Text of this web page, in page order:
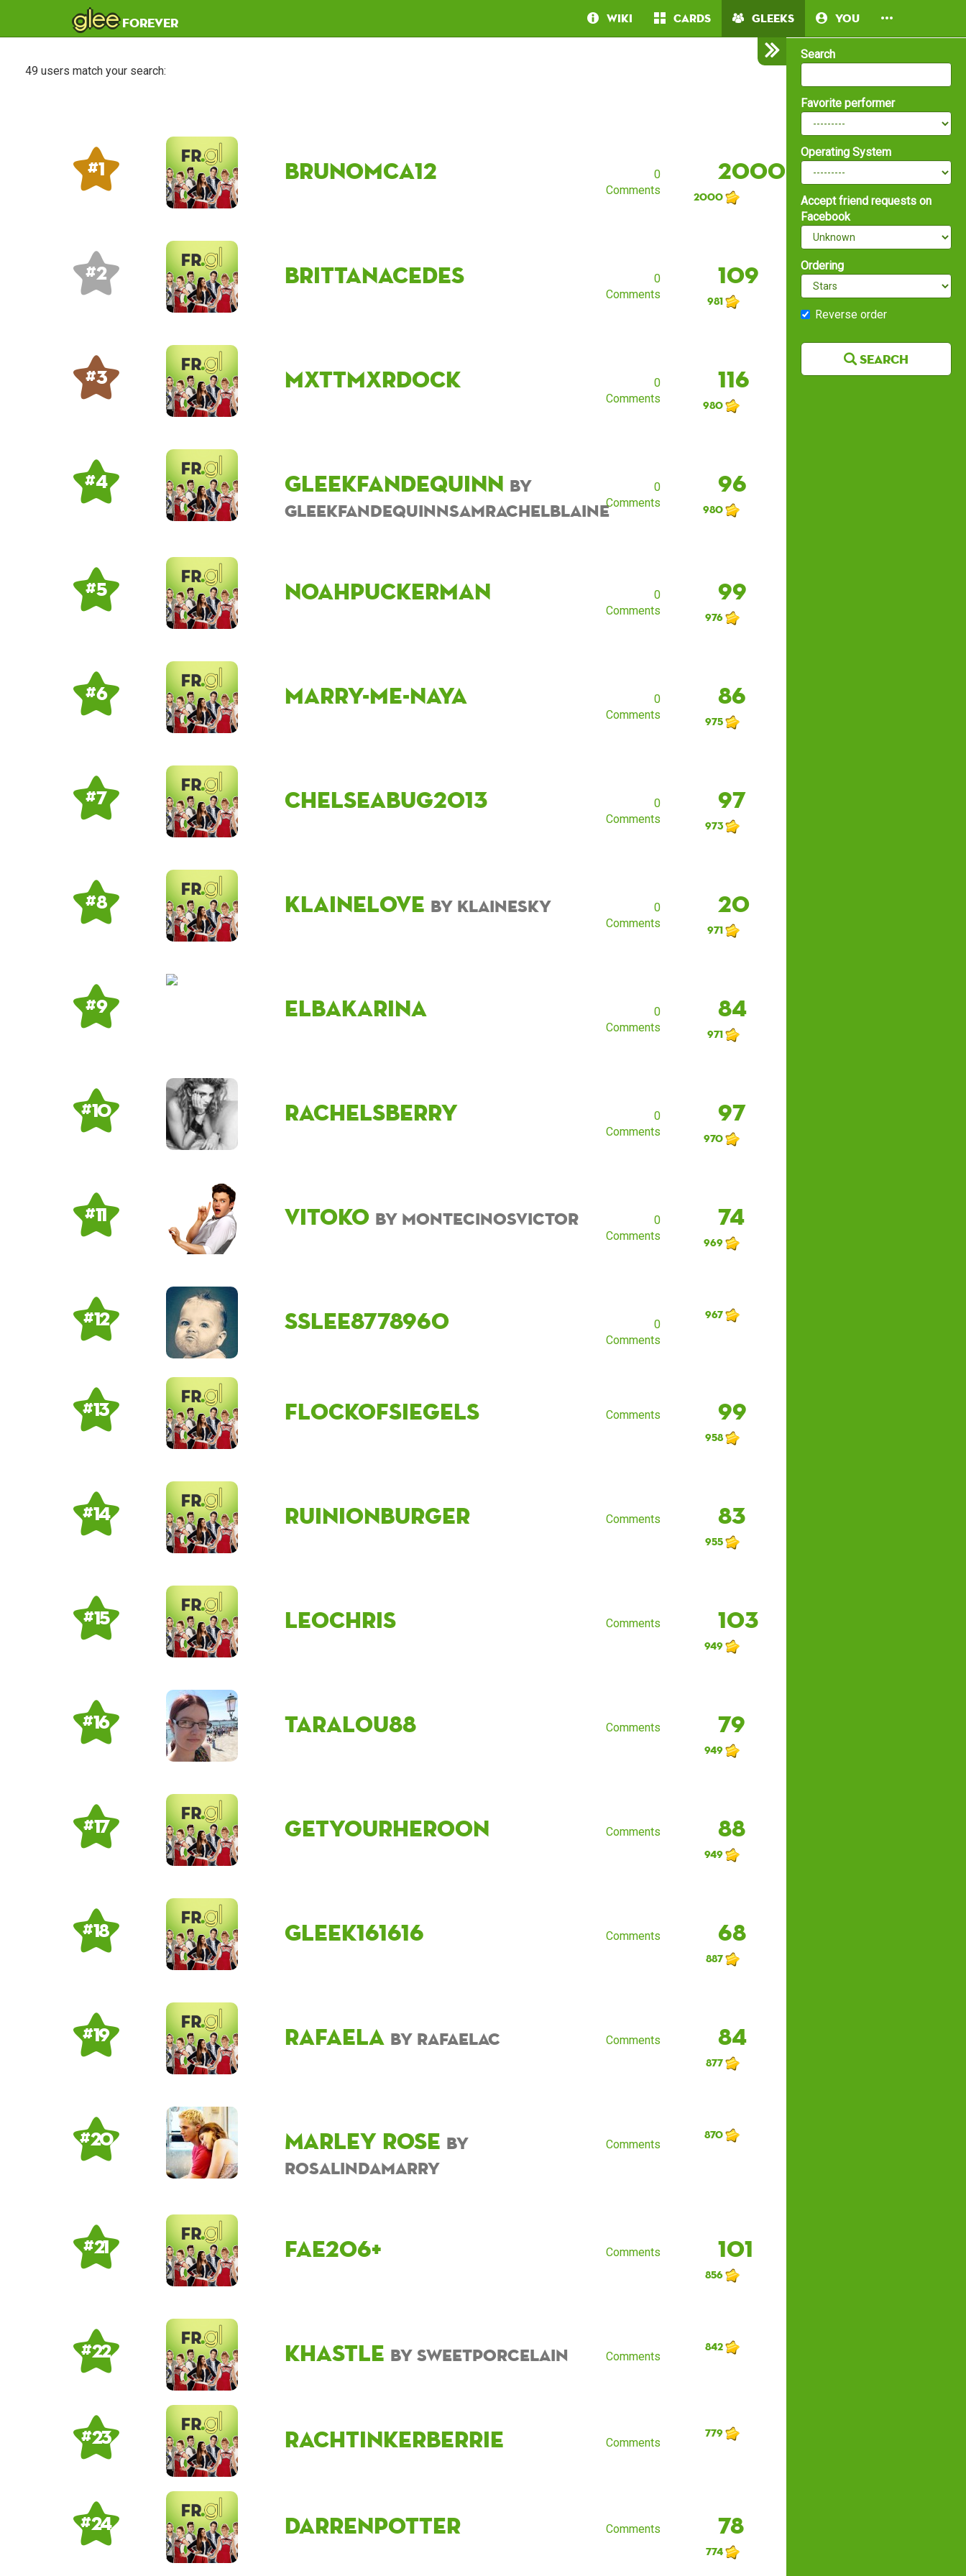
gleeforever Wiki Cards Gleeks You
Search
Favorite performer
Operating System
Accept friend requests on
Facebook
Ordering
Reverse order
Search
49 users match your search:
# 1 Brunomca12
0
Comments
2000
2000
# 2 Brittanacedes
0
Comments
109
981
# 3 mxttmxrdock
0
Comments
116
980
# 4 Gleekfandequinn by
Gleekfandequinnsamrachelblaine
0
Comments
96
980
# 5 noahpuckerman
0
Comments
99
976
# 6 marry-me-naya
0
Comments
86
975
# 7 Chelseabug2013
0
Comments
97
973
# 8 KlaineLove by KlaineSky
0
Comments
20
971
# 9 ElbaKarina
0
Comments
84
971
# 10 rachelsberry
0
Comments
97
970
# 11 Vitoko by montecinosvictor
0
Comments
74
969
# 12 sslee8778960
0
Comments
967
# 13 flockofsiegels Comments 99
958
# 14 Ruinionburger Comments 83
955
# 15 LeoChris Comments 103
949
# 16 taralou88 Comments 79
949
# 17 getyourheroon Comments 88
949
# 18 Gleek161616 Comments 68
887
# 19 Rafaela by RafaelaC Comments 84
877
# 20 Marley Rose by
rosalindamarry
Comments
870
# 21 fae206+ Comments 101
856
# 22 khastle by sweetporcelain Comments
842
# 23 rachtinkerberrie Comments
779
# 24 DarrenPotter Comments 78
774